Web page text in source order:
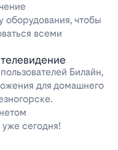
чтобы
всеми
Билайн,
для домашнего
сегодня!